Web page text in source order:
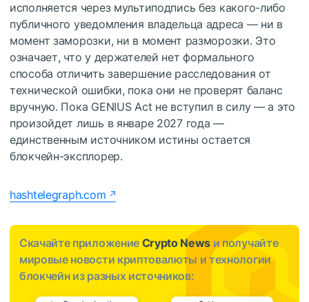
исполняется через мультиподпись без какого-либо
публичного уведомления владельца адреса — ни в
момент заморозки, ни в момент разморозки. Это
означает, что у держателей нет формального
способа отличить завершение расследования от
технической ошибки, пока они не проверят баланс
вручную. Пока GENIUS Act не вступил в силу — а это
произойдет лишь в январе 2027 года —
единственным источником истины остается
блокчейн-эксплорер.
hashtelegraph.com
Скачайте приложение Crypto News и получайте
мировые новости криптовалюты и технологии
блокчейн из разных источников: